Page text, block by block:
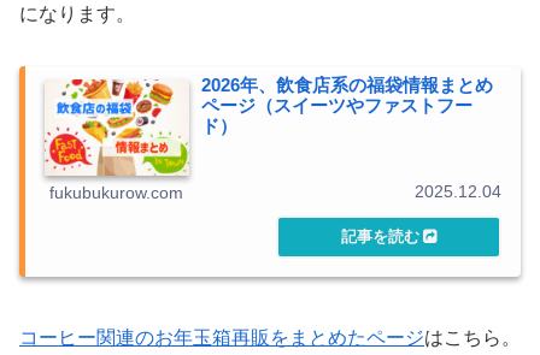
になります。
2026年、飲食店系の福袋情報まとめ
ページ（スイーツやファストフー
ド）
fukubukurow.com 2025.12.04
コーヒー関連のお年玉箱再販をまとめたページはこちら。